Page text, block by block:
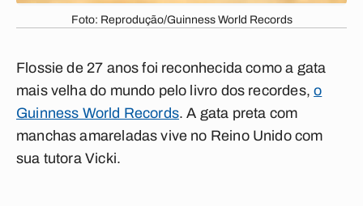
Foto: Reprodução/Guinness World Records
Flossie de 27 anos foi reconhecida como a gata
mais velha do mundo pelo livro dos recordes,o
Guinness World Records. A gata preta com
manchas amareladas vive no Reino Unido com
sua tutora Vicki.